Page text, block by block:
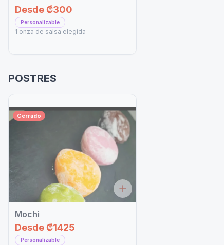
Desde₡300
Personalizable
1 onza de salsa elegida
POSTRES
Cerrado
Mochi
Desde₡1425
Personalizable